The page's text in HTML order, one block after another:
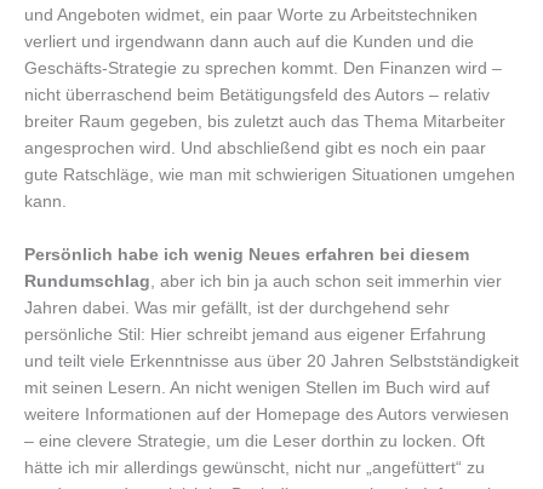
und Angeboten widmet, ein paar Worte zu Arbeitstechniken
verliert und irgendwann dann auch auf die Kunden und die
Geschäfts-Strategie zu sprechen kommt. Den Finanzen wird –
nicht überraschend beim Betätigungsfeld des Autors – relativ
breiter Raum gegeben, bis zuletzt auch das Thema Mitarbeiter
angesprochen wird. Und abschließend gibt es noch ein paar
gute Ratschläge, wie man mit schwierigen Situationen umgehen
kann.
Persönlich habe ich wenig Neues erfahren bei diesem
Rundumschlag , aber ich bin ja auch schon seit immerhin vier
Jahren dabei. Was mir gefällt, ist der durchgehend sehr
persönliche Stil: Hier schreibt jemand aus eigener Erfahrung
und teilt viele Erkenntnisse aus über 20 Jahren Selbstständigkeit
mit seinen Lesern. An nicht wenigen Stellen im Buch wird auf
weitere Informationen auf der Homepage des Autors verwiesen
– eine clevere Strategie, um die Leser dorthin zu locken. Oft
hätte ich mir allerdings gewünscht, nicht nur „angefüttert“ zu